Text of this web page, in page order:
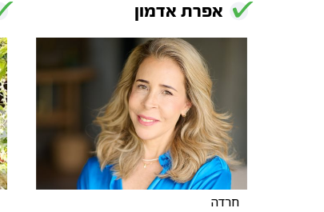
אפרת אדמון
חרדה